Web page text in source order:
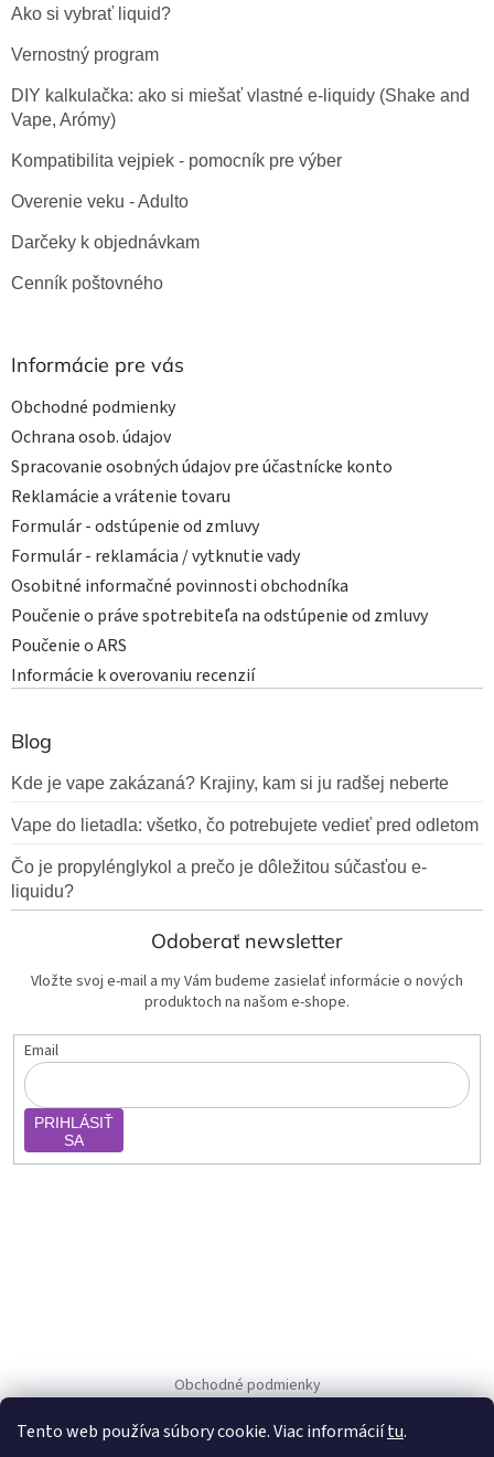
Tento web používa súbory cookie. Viac informáciítu.
Ako si vybrať liquid?
Vernostný program
DIY kalkulačka: ako si miešať vlastné e-liquidy (Shake and
Vape, Arómy)
Kompatibilita vejpiek - pomocník pre výber
Overenie veku - Adulto
Darčeky k objednávkam
Cenník poštovného
Informácie pre vás
Obchodné podmienky
Ochrana osob. údajov
Spracovanie osobných údajov pre účastnícke konto
Reklamácie a vrátenie tovaru
Formulár - odstúpenie od zmluvy
Formulár - reklamácia / vytknutie vady
Osobitné informačné povinnosti obchodníka
Poučenie o práve spotrebiteľa na odstúpenie od zmluvy
Poučenie o ARS
Informácie k overovaniu recenzií
Blog
Kde je vape zakázaná? Krajiny, kam si ju radšej neberte
Vape do lietadla: všetko, čo potrebujete vedieť pred odletom
Čo je propylénglykol a prečo je dôležitou súčasťou e-
liquidu?
Odoberať newsletter
Vložte svoj e-mail a my Vám budeme zasielať informácie o nových
produktoch na našom e-shope.
Email
PRIHLÁSIŤ
SA
Obchodné podmienky
Ochrana osob. údajov